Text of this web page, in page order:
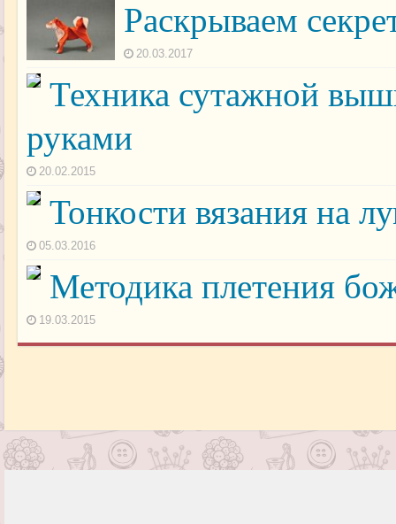
Раскрываем
20.03.2017
Техника сутажной
руками
20.02.2015
Тонкости вязания на
05.03.2016
Методика плетения
19.03.2015